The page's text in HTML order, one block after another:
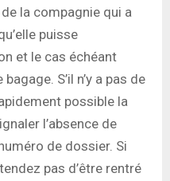
la compagnie qui a
puisse
et le cas échéant
S’il n’y a pas de
possible la
l’absence de
de dossier. Si
pas d’être rentré